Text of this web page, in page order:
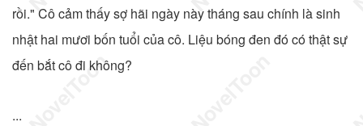
rồi." Cô cảm thấy sợ hãi ngày này tháng sau chính là sinh
nhật hai mươi bốn tuổi của cô. Liệu bóng đen đó có thật sự
đến bắt cô đi không?
...